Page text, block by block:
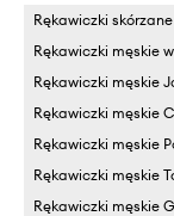
Rękawiczki
Rękawiczki męskie
Rękawiczki męskie
Rękawiczki męskie
Rękawiczki męskie
Rękawiczki męskie
Rękawiczki męskie